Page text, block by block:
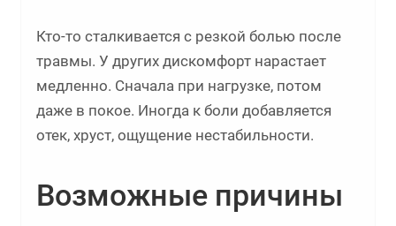
Кто-то сталкивается с резкой болью после
травмы. У других дискомфорт нарастает
медленно. Сначала при нагрузке, потом
даже в покое. Иногда к боли добавляется
отек, хруст, ощущение нестабильности.
Возможные причины